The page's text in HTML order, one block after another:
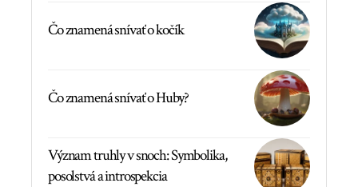
Čo znamená snívať o kočík
Čo znamená snívať o Huby?
Význam truhly v snoch: Symbolika,
posolstvá a introspekcia